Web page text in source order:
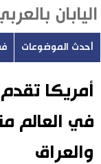
أحدث الموضوعات
أحدث الموضوعات
أمريكا
في العالم
والعراق